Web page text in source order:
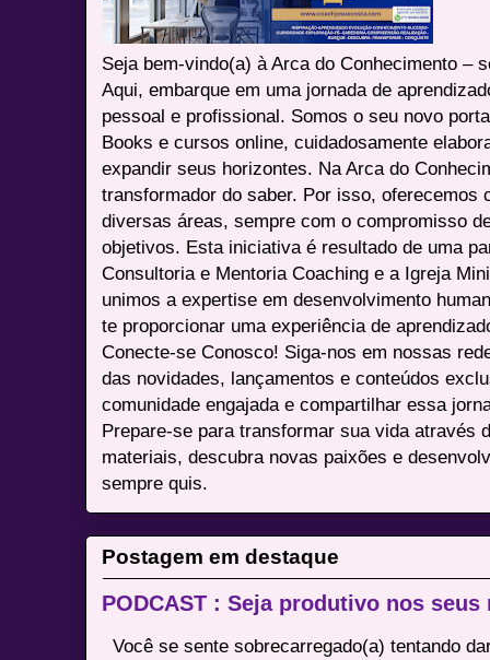
Seja bem-vindo(a) à Arca do Conhecimento –
Aqui, embarque em uma jornada de
pessoal e profissional. Somos o seu novo
Books e cursos online, cuidadosamente
expandir seus horizontes. Na Arca do
transformador do saber. Por isso, oferecemos
diversas áreas, sempre com o compromisso
objetivos. Esta iniciativa é resultado de uma
Consultoria e Mentoria Coaching e a Igreja
unimos a expertise em desenvolvimento
te proporcionar uma experiência de
Conecte-se Conosco! Siga-nos em nossas
das novidades, lançamentos e conteúdos
comunidade engajada e compartilhar essa
Prepare-se para transformar sua vida através
materiais, descubra novas paixões e
sempre quis.
Postagem em destaque
PODCAST : Seja produtivo nos seus
Você se sente sobrecarregado(a) tentando